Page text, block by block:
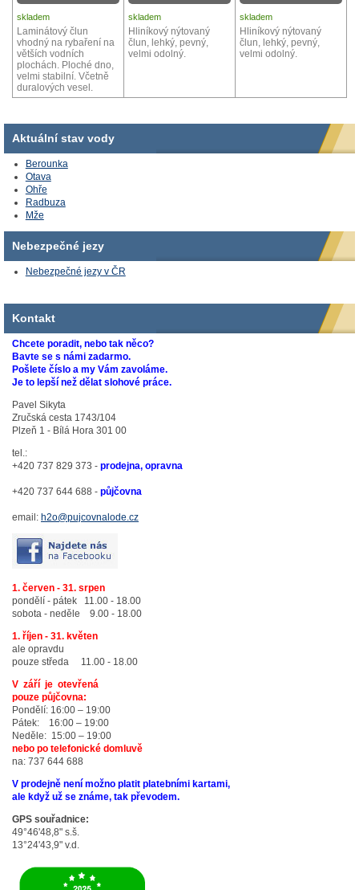
skladem skladem skladem
Laminátový člun
vhodný na rybaření na
větších vodních
plochách. Ploché dno,
velmi stabilní. Včetně
duralových vesel.
Hliníkový nýtovaný
člun, lehký, pevný,
velmi odolný.
Hliníkový nýtovaný
člun, lehký, pevný,
velmi odolný.
Aktuální stav vody
Berounka
Otava
Ohře
Radbuza
Mže
Nebezpečné jezy
Nebezpečné jezy v ČR
Kontakt
Chcete poradit, nebo tak něco?
Bavte se s námi zadarmo.
Pošlete číslo a my Vám zavoláme.
Je to lepší než dělat slohové práce.
Pavel Sikyta
Zručská cesta 1743/104
Plzeň 1 - Bílá Hora 301 00
tel.:
+420 737 829 373 - prodejna, opravna
+420 737 644 688 - půjčovna
email: h2o@pujcovnalode.cz
1. červen - 31. srpen
pondělí - pátek 11.00 - 18.00
sobota - neděle 9.00 - 18.00
1. říjen - 31. květen
ale opravdu
pouze středa 11.00 - 18.00
V září je otevřená
pouze půjčovna:
Pondělí: 16:00 – 19:00
Pátek: 16:00 – 19:00
Neděle: 15:00 – 19:00
nebo po telefonické domluvě
na: 737 644 688
V prodejně není možno platit platebními kartami,
ale když už se známe, tak převodem.
GPS souřadnice:
49°46'48,8" s.š.
13°24'43,9" v.d.